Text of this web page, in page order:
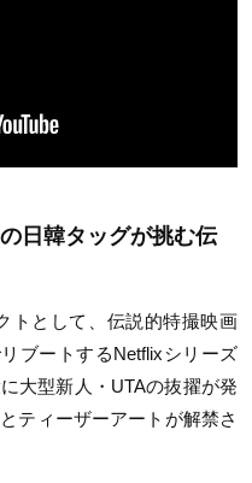
日韓タッグが挑む伝
トとして、伝説的特撮映画
ブートするNetflixシリーズ
大型新人・UTAの抜擢が発
ティーザーアートが解禁さ